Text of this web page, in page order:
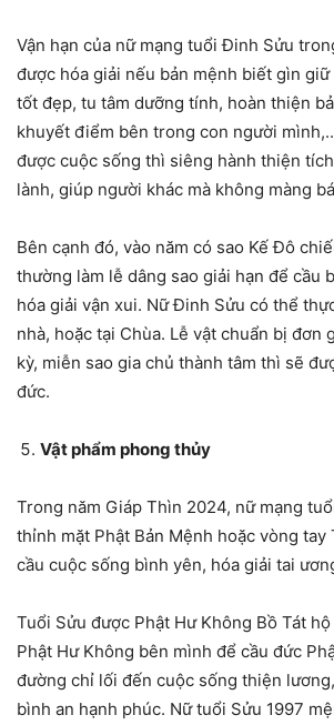
Vận hạn của nữ mạng tuổi Đinh Sửu
được hóa giải nếu bản mệnh biết gìn
tốt đẹp, tu tâm dưỡng tính, hoàn thiện
khuyết điểm bên trong con người
được cuộc sống thì siêng hành thiện
lành, giúp người khác mà không màng
Bên cạnh đó, vào năm có sao Kế Đô
thường làm lễ dâng sao giải hạn để cầu
hóa giải vận xui. Nữ Đinh Sửu có thể
nhà, hoặc tại Chùa. Lễ vật chuẩn bị đơn
kỳ, miễn sao gia chủ thành tâm thì sẽ
đức.
Vật phẩm phong thủy
Trong năm Giáp Thìn 2024, nữ mạng
thỉnh mặt Phật Bản Mệnh hoặc vòng tay
cầu cuộc sống bình yên, hóa giải tai
Tuổi Sửu được Phật Hư Không Bồ Tát
Phật Hư Không bên mình để cầu đức
đường chỉ lối đến cuộc sống thiện
bình an hạnh phúc. Nữ tuổi Sửu 1997